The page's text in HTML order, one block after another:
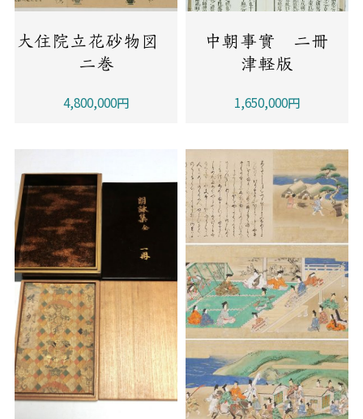
大住院立花砂物図
二巻
4,800,000円
中朝事實 二冊
津軽版
1,650,000円